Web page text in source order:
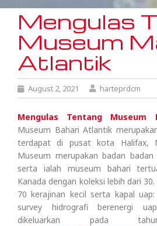
CONTENT
Mengulas
Museum
Atlantik
August 2, 2021 harteprdcm
Mengulas Tentang Museum
Museum Bahari Atlantik
terdapat di pusat kota Halifax,
Museum merupakan badan
serta ialah museum bahari
Kanada dengan koleksi lebih dari
70 kerajinan kecil serta kapal
survey hidrografi berenergi
dikeluarkan pada